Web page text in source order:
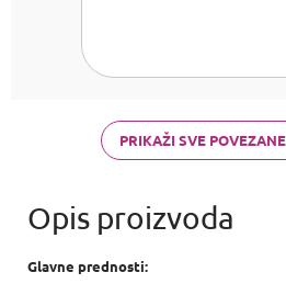
za kožu 50
PRIKAŽI SVE
Glavne prednosti: